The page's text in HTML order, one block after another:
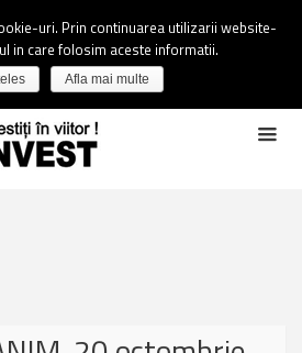
uri. Prin continuarea utilizarii website-
in care folosim aceste informatii.
Afla mai multe